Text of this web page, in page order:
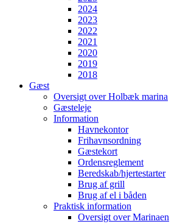
2024
2023
2022
2021
2020
2019
2018
Gæst
Oversigt over Holbæk marina
Gæsteleje
Information
Havnekontor
Frihavnsordning
Gæstekort
Ordensreglement
Beredskab/hjertestarter
Brug af grill
Brug af el i båden
Praktisk information
Oversigt over Marinaen